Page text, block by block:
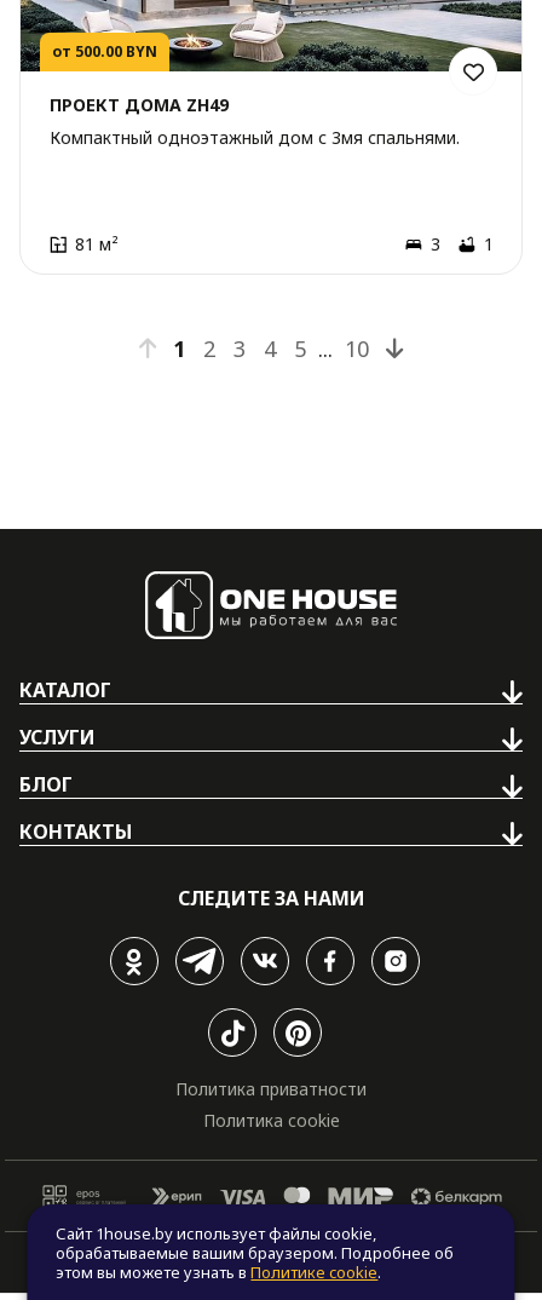
от 500.00 BYN
ПРОЕКТ ДОМА ZH49
Компактный одноэтажный дом с 3мя спальнями.
81 м² 3 1
1 2 3 4 5 ... 10
КАТАЛОГ
УСЛУГИ
БЛОГ
КОНТАКТЫ
СЛЕДИТЕ ЗА НАМИ
Политика приватности
Политика cookie
© Все права защищены. "One house", 2011 - 2026
Сайт 1house.by использует файлы cookie,
обрабатываемые вашим браузером. Подробнее об
этом вы можете узнать вПолитике cookie.